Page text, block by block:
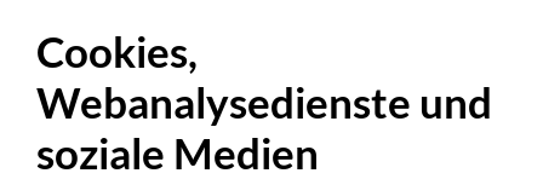
Cookies,
Webanalysedienste und
soziale Medien